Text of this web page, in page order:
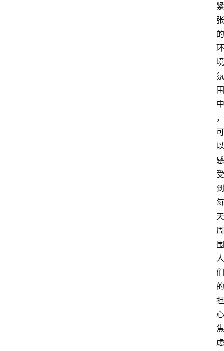
紧
张
的
环
境
氛
围
中
，
可
以
感
受
到
每
天
周
围
人
们
的
担
心
焦
虑